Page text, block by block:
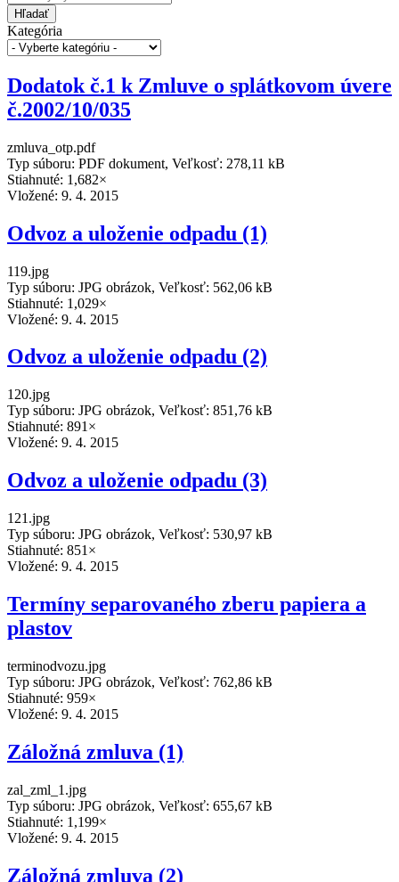
Hľadať
Kategória
Dodatok č.1 k Zmluve o splátkovom úvere
č.2002/10/035
zmluva_otp.pdf
Typ súboru: PDF dokument, Veľkosť: 278,11 kB
Stiahnuté: 1,682×
Vložené: 9. 4. 2015
Odvoz a uloženie odpadu (1)
119.jpg
Typ súboru: JPG obrázok, Veľkosť: 562,06 kB
Stiahnuté: 1,029×
Vložené: 9. 4. 2015
Odvoz a uloženie odpadu (2)
120.jpg
Typ súboru: JPG obrázok, Veľkosť: 851,76 kB
Stiahnuté: 891×
Vložené: 9. 4. 2015
Odvoz a uloženie odpadu (3)
121.jpg
Typ súboru: JPG obrázok, Veľkosť: 530,97 kB
Stiahnuté: 851×
Vložené: 9. 4. 2015
Termíny separovaného zberu papiera a
plastov
terminodvozu.jpg
Typ súboru: JPG obrázok, Veľkosť: 762,86 kB
Stiahnuté: 959×
Vložené: 9. 4. 2015
Záložná zmluva (1)
zal_zml_1.jpg
Typ súboru: JPG obrázok, Veľkosť: 655,67 kB
Stiahnuté: 1,199×
Vložené: 9. 4. 2015
Záložná zmluva (2)